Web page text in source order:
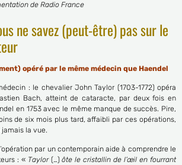
de Radio France
ne savez (peut-être) pas sur le
opéré par le même médecin que Haendel
: le chevalier John Taylor (1703-1772) opéra
Bach, atteint de cataracte, par deux fois en
en 1753 avec le même manque de succès. Pire,
de six mois plus tard, affaibli par ces opérations,
la vue.
par un contemporain aide à comprendre le
: « Taylor(…)ôte le cristallin de l’œil en fourrant